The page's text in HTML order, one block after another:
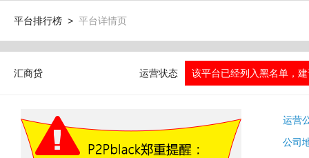
平台排行榜 > 平台详情页
汇商贷 运营状态 该平台已经列入黑名单，
运营
公司